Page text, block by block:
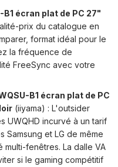
B1 écran plat de PC 27"
prix du catalogue en
format idéal pour le
la fréquence de
FreeSync avec votre
B1 écran plat de PC
(iiyama) : L'outsider
UWQHD incurvé à un tarif
et LG de même
fenêtres. La dalle VA
si le gaming compétitif